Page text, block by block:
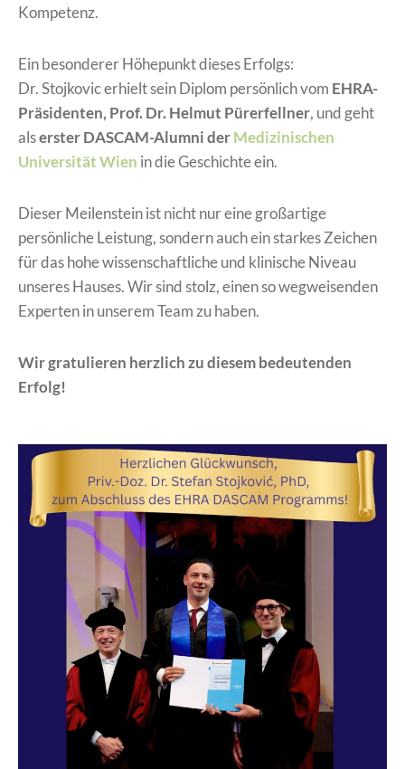
Kompetenz.
Ein besonderer Höhepunkt dieses Erfolgs:
Dr. Stojkovic erhielt sein Diplom persönlich vom EHRA-
Präsidenten, Prof. Dr. Helmut Pürerfellner, und geht
alserster DASCAM-Alumni derMedizinischen
Universität Wien in die Geschichte ein.
Dieser Meilenstein ist nicht nur eine großartige
persönliche Leistung, sondern auch ein starkes Zeichen
für das hohe wissenschaftliche und klinische Niveau
unseres Hauses. Wir sind stolz, einen so wegweisenden
Experten in unserem Team zu haben.
Wir gratulieren herzlich zu diesem bedeutenden
Erfolg!